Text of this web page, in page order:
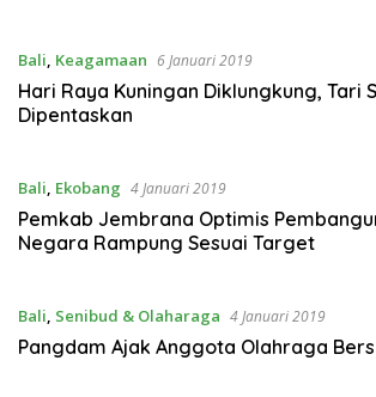
Bali, Keagamaan 6 Januari 2019
Hari Raya Kuningan Diklungkung, Tari
Dipentaskan
Bali, Ekobang 4 Januari 2019
Pemkab Jembrana Optimis
Negara Rampung Sesuai Target
Bali, Senibud & Olaharaga 4 Januari 2019
Pangdam Ajak Anggota Olahraga